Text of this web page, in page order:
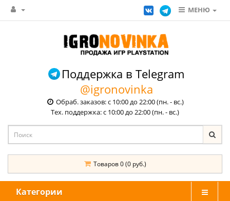
МЕНЮ
Поддержка в Telegram
@igronovinka
Обраб. заказов: с 10:00 до 22:00 (пн. - вс.)
Тех. поддержка: с 10:00 до 22:00 (пн. - вс.)
Товаров 0 (0 руб.)
Категории